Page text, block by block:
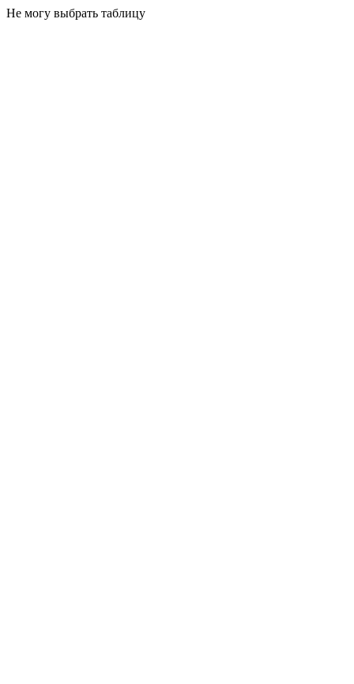
Не могу выбрать таблицу